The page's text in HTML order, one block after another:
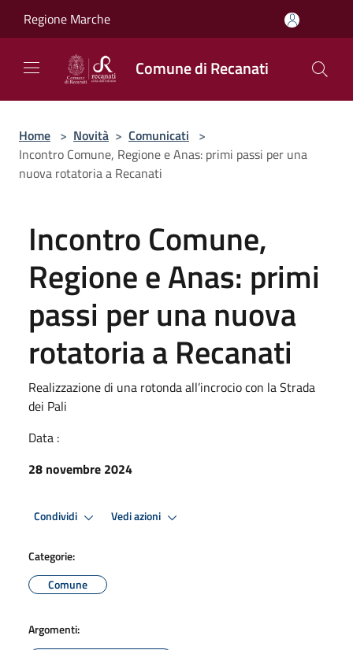
Regione Marche
Comune di Recanati
Home > Novità > Comunicati >
Incontro Comune, Regione e Anas: primi passi per una
nuova rotatoria a Recanati
Incontro Comune,
Regione e Anas: primi
passi per una nuova
rotatoria a Recanati
Realizzazione di una rotonda all’incrocio con la Strada
dei Pali
Data :
28 novembre 2024
Condividi Vedi azioni
Categorie:
Comune
Argomenti: